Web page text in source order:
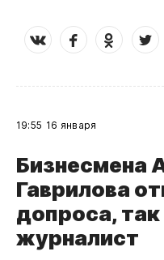
19:55 16 января
Бизнесмена
Гаврилова
допроса, так
журналист